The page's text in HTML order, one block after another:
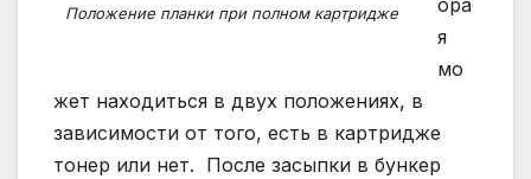
Положение планки при полном картридже
ора
я
мо
жет находиться в двух положениях, в
зависимости от того, есть в картридже
тонер или нет. После засыпки в бункер